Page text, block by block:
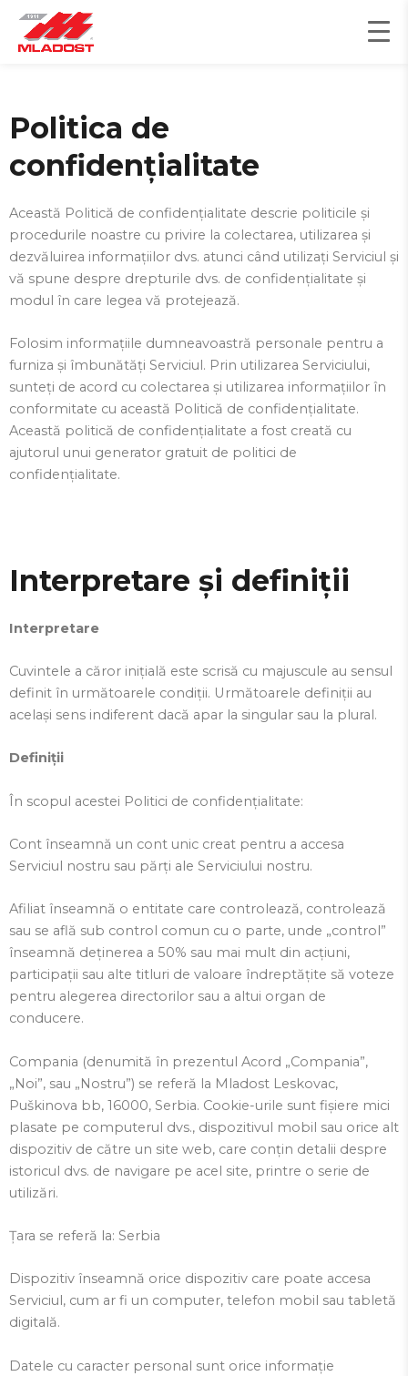
Skip
content
Politica de
confidențialitate
Această Politică de confidențialitate descrie politicile și
procedurile noastre cu privire la colectarea, utilizarea și
dezvăluirea informațiilor dvs. atunci când utilizați Serviciul și
vă spune despre drepturile dvs. de confidențialitate și
modul în care legea vă protejează.
Folosim informațiile dumneavoastră personale pentru a
furniza și îmbunătăți Serviciul. Prin utilizarea Serviciului,
sunteți de acord cu colectarea și utilizarea informațiilor în
conformitate cu această Politică de confidențialitate.
Această politică de confidențialitate a fost creată cu
ajutorul unui generator gratuit de politici de
confidențialitate.
Interpretare și definiții
Interpretare
Cuvintele a căror inițială este scrisă cu majuscule au sensul
definit în următoarele condiții. Următoarele definiții au
același sens indiferent dacă apar la singular sau la plural.
Definiții
În scopul acestei Politici de confidențialitate:
Cont înseamnă un cont unic creat pentru a accesa
Serviciul nostru sau părți ale Serviciului nostru.
Afiliat înseamnă o entitate care controlează, controlează
sau se află sub control comun cu o parte, unde „control”
înseamnă deținerea a 50% sau mai mult din acțiuni,
participații sau alte titluri de valoare îndreptățite să voteze
pentru alegerea directorilor sau a altui organ de
conducere.
Compania (denumită în prezentul Acord „Compania”,
„Noi”, sau „Nostru”) se referă la Mladost Leskovac,
Puškinova bb, 16000, Serbia. Cookie-urile sunt fișiere mici
plasate pe computerul dvs., dispozitivul mobil sau orice alt
dispozitiv de către un site web, care conțin detalii despre
istoricul dvs. de navigare pe acel site, printre o serie de
utilizări.
Țara se referă la: Serbia
Dispozitiv înseamnă orice dispozitiv care poate accesa
Serviciul, cum ar fi un computer, telefon mobil sau tabletă
digitală.
Datele cu caracter personal sunt orice informație